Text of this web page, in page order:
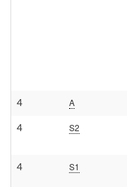
4 A
4 S2
4 S1